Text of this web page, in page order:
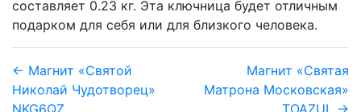
составляет 0.23 кг. Эта ключница будет отличным
подарком для себя или для близкого человека.
← Магнит «Святой
Николай Чудотворец»
Магнит «Святая
Матрона Московская»